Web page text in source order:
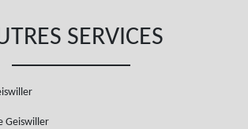
SERVICES
Geiswiller